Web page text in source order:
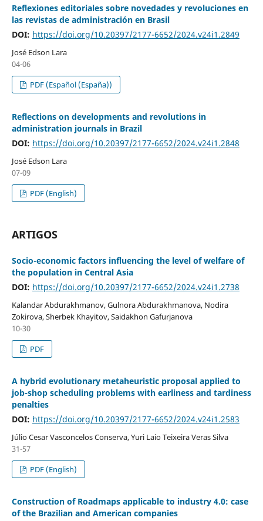
Reflexiones editoriales sobre novedades y revoluciones en
las revistas de administración en Brasil
DOI: https://doi.org/10.20397/2177-6652/2024.v24i1.2849
José Edson Lara
04-06
PDF (Español (España))
Reflections on developments and revolutions in
administration journals in Brazil
DOI: https://doi.org/10.20397/2177-6652/2024.v24i1.2848
José Edson Lara
07-09
PDF (English)
ARTIGOS
Socio-economic factors influencing the level of welfare of
the population in Central Asia
DOI: https://doi.org/10.20397/2177-6652/2024.v24i1.2738
Kalandar Abdurakhmanov, Gulnora Abdurakhmanova, Nodira
Zokirova, Sherbek Khayitov, Saidakhon Gafurjanova
10-30
PDF
A hybrid evolutionary metaheuristic proposal applied to
job-shop scheduling problems with earliness and tardiness
penalties
DOI: https://doi.org/10.20397/2177-6652/2024.v24i1.2583
Júlio Cesar Vasconcelos Conserva, Yuri Laio Teixeira Veras Silva
31-57
PDF (English)
Construction of Roadmaps applicable to industry 4.0: case
of the Brazilian and American companies